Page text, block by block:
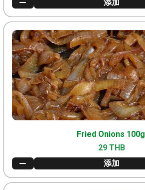
添加
Fried Onions 100g
29 THB
添加